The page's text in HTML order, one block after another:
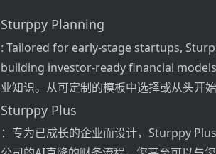
Sturppy Planning
: Tailored for early-stage startups,
building investor-ready financial
业知识。从可定制的模板中选择或从头开
Sturppy Plus
：专为已成长的企业而设计，Sturppy